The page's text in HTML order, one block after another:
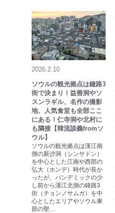
2026.2.10
ソウルの観光拠点は鐘路3
街で決まり！益善洞やソ
スンラギル、名作の撮影
地、人気食堂も全部ここ
にある！仁寺洞や北村に
も隣接【韓流談義fromソ
ウル】
ソウルの観光拠点は漢江南
側の新沙洞（シンサドン）
を中心とした江南や西部の
弘大（ホンデ）時代が長か
ったが、パンデミックの少
し前から漢江北側の鐘路3
街（チョンノサムガ）を中
心としたエリアやソウル東
部の聖…